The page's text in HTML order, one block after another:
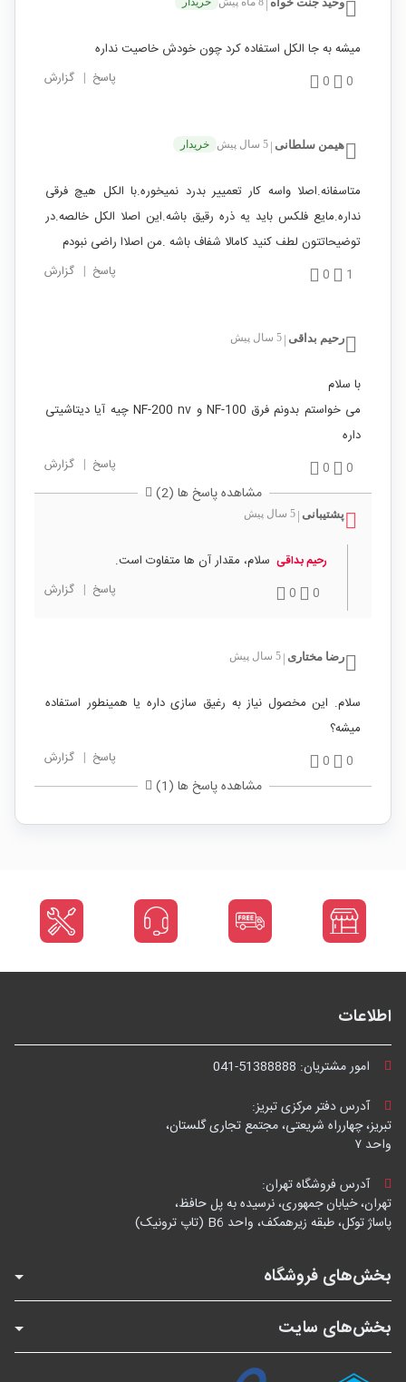
میشه به جا الکل استفاده کرد چون خودش خاصیت نداره
0
0 پاسخ | گزارش
هیمن سلطانی 5 سال پیش خریدار
متاسفانه.اصلا واسه کار تعمییر بدرد نمیخوره.با الکل هیچ فرقی
نداره.مایع فلکس باید یه ذره رقیق باشه.این اصلا الکل خالصه.در
توضیحاتتون لطف کنید کامالا شفاف باشه .من اصلاا راضی نبودم
1
0 پاسخ | گزارش
رحیم بداقی 5 سال پیش
با سلام
می خواستم بدونم فرق NF-100 و NF-200 nv چیه آیا دیتاشیتی
داره
0
0 پاسخ | گزارش
مشاهده پاسخ ها (2)
پشتیبانی 5 سال پیش
رحیم بداقی سلام، مقدار آن ها متفاوت است.
0
0 پاسخ | گزارش
رضا مختاری 5 سال پیش
سلام. این مخصول نیاز به رغیق سازی داره یا همینطور استفاده
میشه؟
0
0 پاسخ | گزارش
مشاهده پاسخ ها (1)
اطلاعات
امور مشتریان: 041-51388888
آدرس دفتر مرکزی تبریز:
تبریز، چهارراه شریعتی، مجتمع تجاری گلستان،
واحد ۷
آدرس فروشگاه تهران:
تهران، خیابان جمهوری، نرسیده به پل حافظ،
پاساژ توکل، طبقه زیرهمکف، واحد B6 (تاپ ترونیک)
بخش‌های فروشگاه
بخش‌های سایت